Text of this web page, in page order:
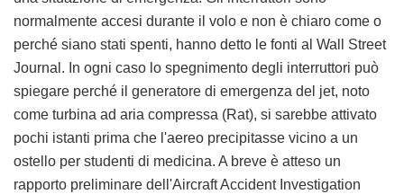
normalmente accesi durante il volo e non è chiaro come o
perché siano stati spenti, hanno detto le fonti al Wall Street
Journal. In ogni caso lo spegnimento degli interruttori può
spiegare perché il generatore di emergenza del jet, noto
come turbina ad aria compressa (Rat), si sarebbe attivato
pochi istanti prima che l'aereo precipitasse vicino a un
ostello per studenti di medicina. A breve è atteso un
rapporto preliminare dell'Aircraft Accident Investigation